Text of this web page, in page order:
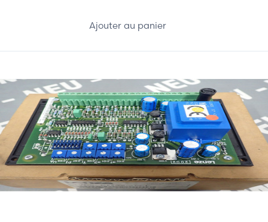
Ajouter au panier